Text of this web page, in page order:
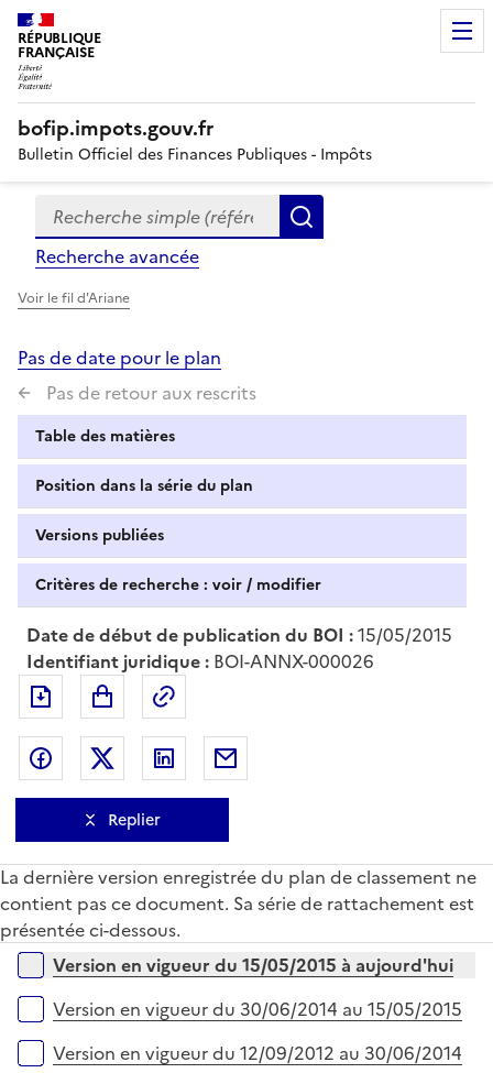
RÉPUBLIQUE
FRANÇAISE
bofip.impots.gouv.fr
Bulletin Officiel des Finances Publiques - Impôts
Formulaire
de
recherche
Recherche simple (références, mots clés, partie du
Recherche avancée
Voir le fil d'Ariane
Pas de date pour le plan
Pas de retour aux rescrits
Table des matières
Position dans la série du plan
Versions publiées
Critères de recherche : voir / modifier
Date de début de publication du BOI :15/05/2015
Identifiant juridique : BOI-ANNX-000026
Exporter le document au format pdf
Partager sur Facebook
Partager sur Twitter
Partager sur LinkedIn
Replier
La dernière version enregistrée du plan de classement ne
contient pas ce document. Sa série de rattachement est
présentée ci-dessous.
Versions sur la période
Version en vigueur du 15/05/2015 à aujourd'hui
Version en vigueur du 30/06/2014 au 15/05/2015
Version en vigueur du 12/09/2012 au 30/06/2014